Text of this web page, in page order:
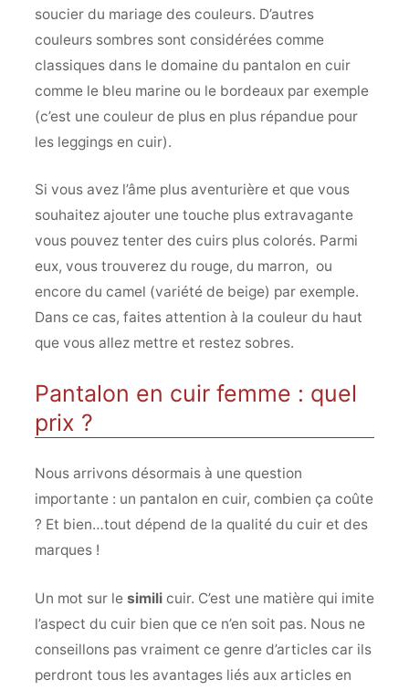
soucier du mariage des couleurs. D’autres
couleurs sombres sont considérées comme
classiques dans le domaine du pantalon en cuir
comme le bleu marine ou le bordeaux par exemple
(c’est une couleur de plus en plus répandue pour
les leggings en cuir).
Si vous avez l’âme plus aventurière et que vous
souhaitez ajouter une touche plus extravagante
vous pouvez tenter des cuirs plus colorés. Parmi
eux, vous trouverez du rouge, du marron, ou
encore du camel (variété de beige) par exemple.
Dans ce cas, faites attention à la couleur du haut
que vous allez mettre et restez sobres.
Pantalon en cuir femme : quel
prix ?
Nous arrivons désormais à une question
importante : un pantalon en cuir, combien ça coûte
? Et bien…tout dépend de la qualité du cuir et des
marques !
Un mot sur le similicuir. C’est une matière qui imite
l’aspect du cuir bien que ce n’en soit pas. Nous ne
conseillons pas vraiment ce genre d’articles car ils
perdront tous les avantages liés aux articles en